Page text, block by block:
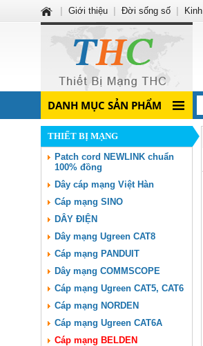
DANH MỤC SẢN PHẨM
THIẾT BỊ MẠNG
Patch cord NEWLINK chuẩn
100% đồng
Dây cáp mạng Việt Hàn
Cáp mạng SINO
DÂY ĐIỆN
Dây mạng Ugreen CAT8
Cáp mạng PANDUIT
Dây mạng COMMSCOPE
Cáp mạng Ugreen CAT5, CAT6
Cáp mạng NORDEN
Cáp mạng Ugreen CAT6A
Cáp mạng BELDEN
Giới thiệu Đời sống số